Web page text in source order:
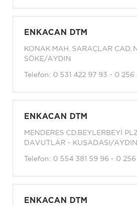
ENKACAN DTM
KONAK MAH. SARAÇLAR CAD.
SÖKE/AYDIN
Telefon: 0 531 422 97 93 - 0 256
ENKACAN DTM
MENDERES CD.BEYLERBEYİ
DAVUTLAR - KUŞADASI/AYDIN
Telefon: 0 554 381 59 96 - 0 256
ENKACAN DTM